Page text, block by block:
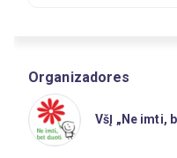
Organizadores
VšĮ „Ne imti,